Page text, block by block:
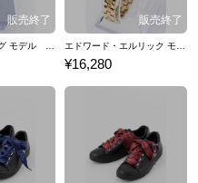
ロイ・マスタング モデル ベルト付きシャツワンピース 鋼の錬金術師 エドワード・エルリック モデル 腕時計 リストウォッチ 鋼の錬金術師
¥16,280